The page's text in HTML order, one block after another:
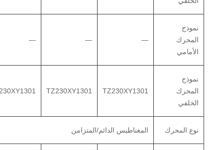
نموذج
المحرك
الأمامي
—
—
—
نموذج
المحرك
الخلفي
TZ230XY1301
TZ230XY1301
نوع المحرك المغناطيس الدائم/المتزامن